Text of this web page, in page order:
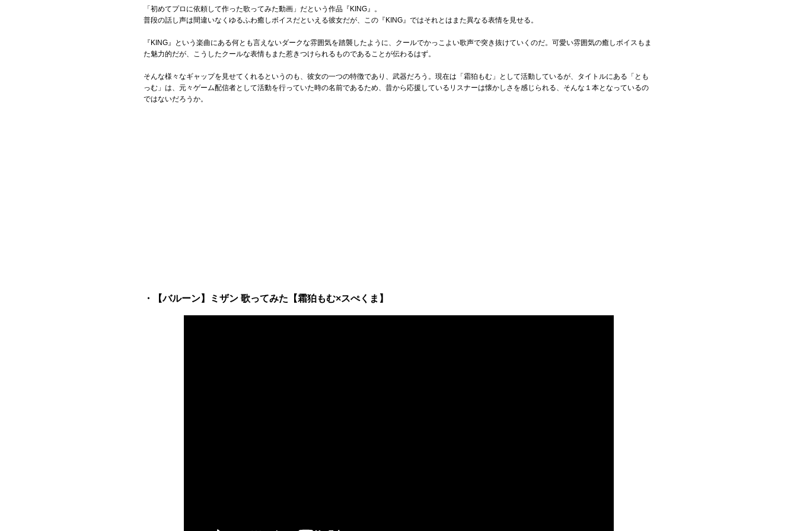
「初めてプロに依頼して作った歌ってみた動画」だという作品『KING』。
普段の話し声は間違いなくゆるふわ癒しボイスだといえる彼女だが、この『KING』ではそれとはまた異なる表情を見せる。
『KING』という楽曲にある何とも言えないダークな雰囲気を踏襲したように、クールでかっこよい歌声で突き抜けていくのだ。可愛い雰囲気の癒しボイスもま
た魅力的だが、こうしたクールな表情もまた惹きつけられるものであることが伝わるはず。
そんな様々なギャップを見せてくれるというのも、彼女の一つの特徴であり、武器だろう。現在は「霜狛もむ」として活動しているが、タイトルにある「とも
っむ」は、元々ゲーム配信者として活動を行っていた時の名前であるため、昔から応援しているリスナーは懐かしさを感じられる、そんな１本となっているの
ではないだろうか。
・【バルーン】ミザン 歌ってみた【霜狛もむ×スぺくま】